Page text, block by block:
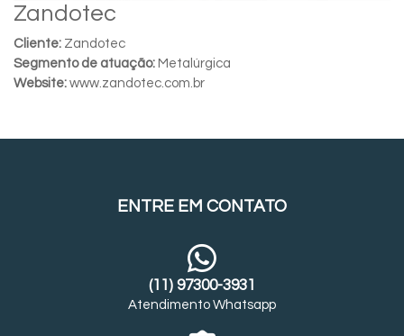
Zandotec
Cliente: Zandotec
Segmento de atuação: Metalúrgica
Website: www.zandotec.com.br
ENTRE EM CONTATO
(11) 97300-3931
Atendimento Whatsapp